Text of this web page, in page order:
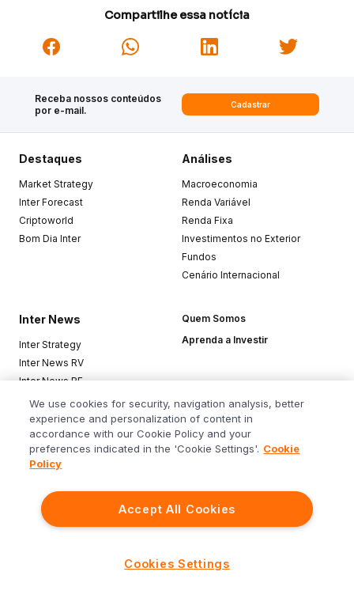
Compartilhe essa notícia
Receba nossos conteúdos
por e-mail.
Cadastrar
Siga o Inter
Destaques
Market Strategy
Inter Forecast
Criptoworld
Bom Dia Inter
Análises
Macroeconomia
Renda Variável
Renda Fixa
Investimentos no Exterior
Fundos
Cenário Internacional
Inter News
Inter Strategy
Inter News RV
Inter News RF
Top Funds
Quem Somos
Aprenda a Investir
Baixe o app
We use cookies for security, navigation analysis, better
experience and personalization of content in
accordance with our Cookie Policy and your
preferences indicated in the 'Cookie Settings'. Cookie
Policy
Accept All Cookies
Cookies Settings